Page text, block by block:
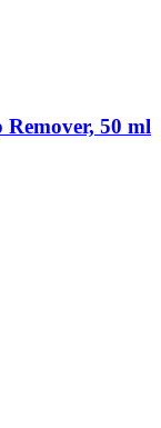
50 ml